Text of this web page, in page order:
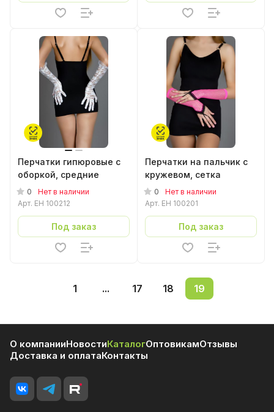
Перчатки гипюровые с
оборкой, средние
0
Нет в наличии
Арт. EH 100212
Под заказ
Перчатки на пальчик с
кружевом, сетка
0
Нет в наличии
Арт. EH 100201
Под заказ
1 ... 17 18 19
О компанииНовостиКаталогОптовикамОтзывы
Доставка и оплатаКонтакты